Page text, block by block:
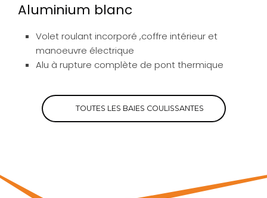
Aluminium blanc
Volet roulant incorporé ,coffre intérieur et
manoeuvre électrique
Alu à rupture complète de pont thermique
TOUTES LES BAIES COULISSANTES